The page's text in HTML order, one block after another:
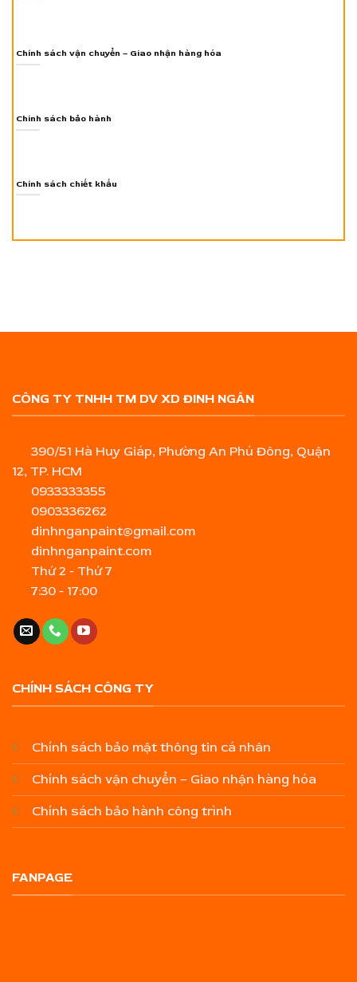
Chính sách vận chuyển – Giao nhận hàng hóa
Chính sách bảo hành
Chính sách chiết khấu
CÔNG TY TNHH TM DV XD ĐINH NGÂN
390/51 Hà Huy Giáp, Phường An Phú Đông, Quận
12, TP. HCM
0933333355
0903336262
dinhnganpaint@gmail.com
dinhnganpaint.com
Thứ 2 - Thứ 7
7:30 - 17:00
CHÍNH SÁCH CÔNG TY
Chính sách bảo mật thông tin cá nhân
Chính sách vận chuyển – Giao nhận hàng hóa
Chính sách bảo hành công trình
FANPAGE